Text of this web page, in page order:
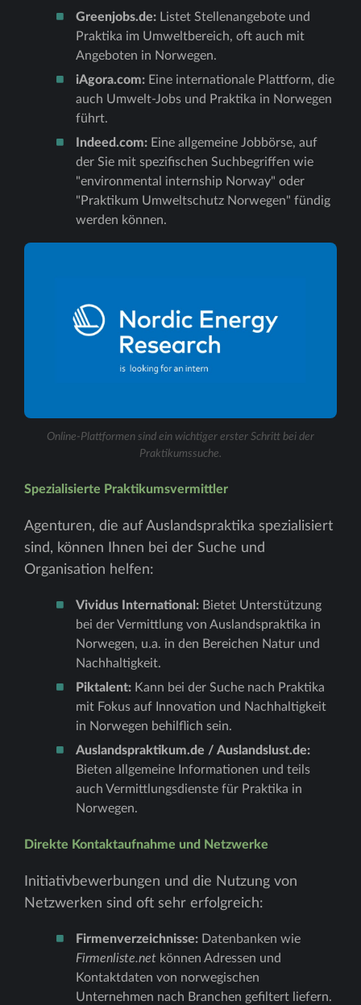
Greenjobs.de: Listet Stellenangebote und
Praktika im Umweltbereich, oft auch mit
Angeboten in Norwegen.
iAgora.com: Eine internationale Plattform, die
auch Umwelt-Jobs und Praktika in Norwegen
führt.
Indeed.com: Eine allgemeine Jobbörse, auf
der Sie mit spezifischen Suchbegriffen wie
"environmental internship Norway" oder
"Praktikum Umweltschutz Norwegen" fündig
werden können.
Online-Plattformen sind ein wichtiger erster Schritt bei der
Praktikumssuche.
Spezialisierte Praktikumsvermittler
Agenturen, die auf Auslandspraktika spezialisiert
sind, können Ihnen bei der Suche und
Organisation helfen:
Vividus International: Bietet Unterstützung
bei der Vermittlung von Auslandspraktika in
Norwegen, u.a. in den Bereichen Natur und
Nachhaltigkeit.
Piktalent: Kann bei der Suche nach Praktika
mit Fokus auf Innovation und Nachhaltigkeit
in Norwegen behilflich sein.
Auslandspraktikum.de / Auslandslust.de:
Bieten allgemeine Informationen und teils
auch Vermittlungsdienste für Praktika in
Norwegen.
Direkte Kontaktaufnahme und Netzwerke
Initiativbewerbungen und die Nutzung von
Netzwerken sind oft sehr erfolgreich:
Firmenverzeichnisse: Datenbanken wie
Firmenliste.net können Adressen und
Kontaktdaten von norwegischen
Unternehmen nach Branchen gefiltert liefern.